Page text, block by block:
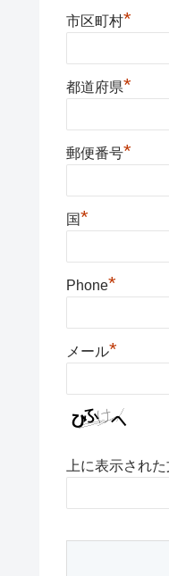
市区町村*
都道府県*
郵便番号*
国*
Phone*
メール*
上に表示され